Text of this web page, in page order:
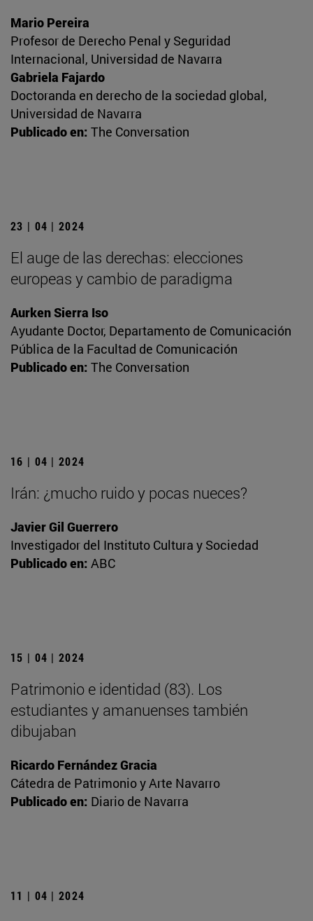
Mario Pereira
Profesor de Derecho Penal y Seguridad
Internacional, Universidad de Navarra
Gabriela Fajardo
Doctoranda en derecho de la sociedad global,
Universidad de Navarra
Publicado en: The Conversation
23 | 04 | 2024
El auge de las derechas: elecciones
europeas y cambio de paradigma
Aurken Sierra Iso
Ayudante Doctor, Departamento de Comunicación
Pública de la Facultad de Comunicación
Publicado en: The Conversation
16 | 04 | 2024
Irán: ¿mucho ruido y pocas nueces?
Javier Gil Guerrero
Investigador del Instituto Cultura y Sociedad
Publicado en: ABC
15 | 04 | 2024
Patrimonio e identidad (83). Los
estudiantes y amanuenses también
dibujaban
Ricardo Fernández Gracia
Cátedra de Patrimonio y Arte Navarro
Publicado en: Diario de Navarra
11 | 04 | 2024